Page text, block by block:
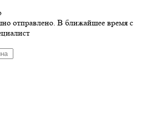
отправлено. В ближайшее время с